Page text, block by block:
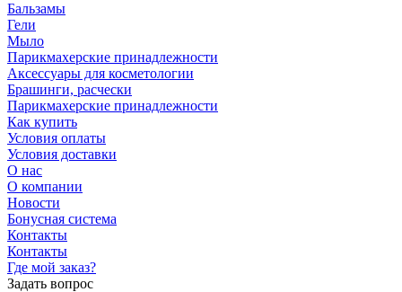
Бальзамы
Гели
Мыло
Парикмахерские принадлежности
Аксессуары для косметологии
Брашинги, расчески
Парикмахерские принадлежности
Как купить
Условия оплаты
Условия доставки
О нас
О компании
Новости
Бонусная система
Контакты
Контакты
Где мой заказ?
Задать вопрос